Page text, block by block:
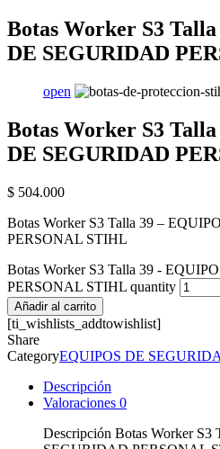
Botas Worker S3
DE SEGURIDAD
open
Botas Worker S3
DE SEGURIDAD
$ 504.000
Botas Worker S3 Talla 39 –
PERSONAL STIHL
Botas Worker S3 Talla 39 -
PERSONAL STIHL quantity
Añadir al carrito
[ti_wishlists_addtowishlist]
Share
CategoryEQUIPOS DE
Descripción
Valoraciones 0
Descripción Botas Worker S3